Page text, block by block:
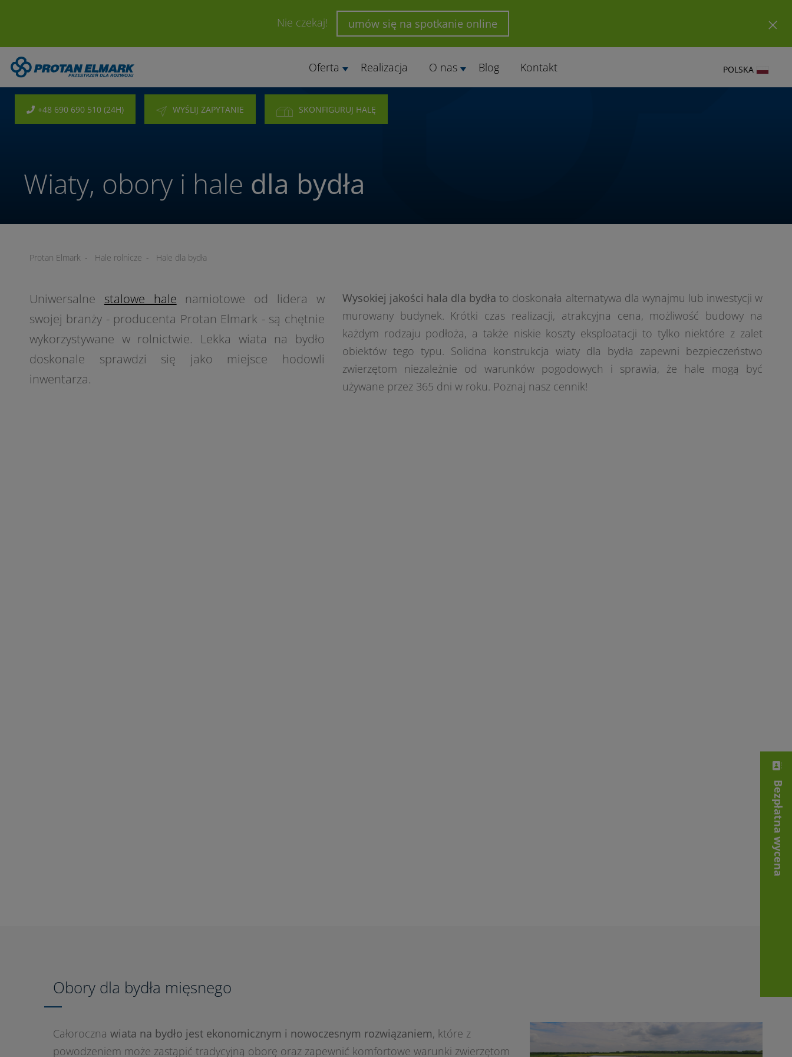
Nie czekaj! umów się na spotkanie online
Oferta Realizacja O nas Blog Kontakt POLSKA
+48 690 690 510 (24H) WYŚLIJ ZAPYTANIE SKONFIGURUJ HALĘ
Wiaty, obory i hale dla bydła
Protan Elmark - Hale rolnicze - Hale dla bydła
Uniwersalne stalowe hale namiotowe od lidera w
swojej branży - producenta Protan Elmark - są chętnie
wykorzystywane w rolnictwie. Lekka wiata na bydło
doskonale sprawdzi się jako miejsce hodowli
inwentarza.
Wysokiej jakości hala dla bydła to doskonała alternatywa dla wynajmu lub inwestycji w
murowany budynek. Krótki czas realizacji, atrakcyjna cena, możliwość budowy na
każdym rodzaju podłoża, a także niskie koszty eksploatacji to tylko niektóre z zalet
obiektów tego typu. Solidna konstrukcja wiaty dla bydła zapewni bezpieczeństwo
zwierzętom niezależnie od warunków pogodowych i sprawia, że hale mogą być
używane przez 365 dni w roku. Poznaj nasz cennik!
Obory dla bydła mięsnego
Całoroczna wiata na bydło jest ekonomicznym i nowoczesnym rozwiązaniem, które z
powodzeniem może zastąpić tradycyjną oborę oraz zapewnić komfortowe warunki zwierzętom
Bezpłatna wycena